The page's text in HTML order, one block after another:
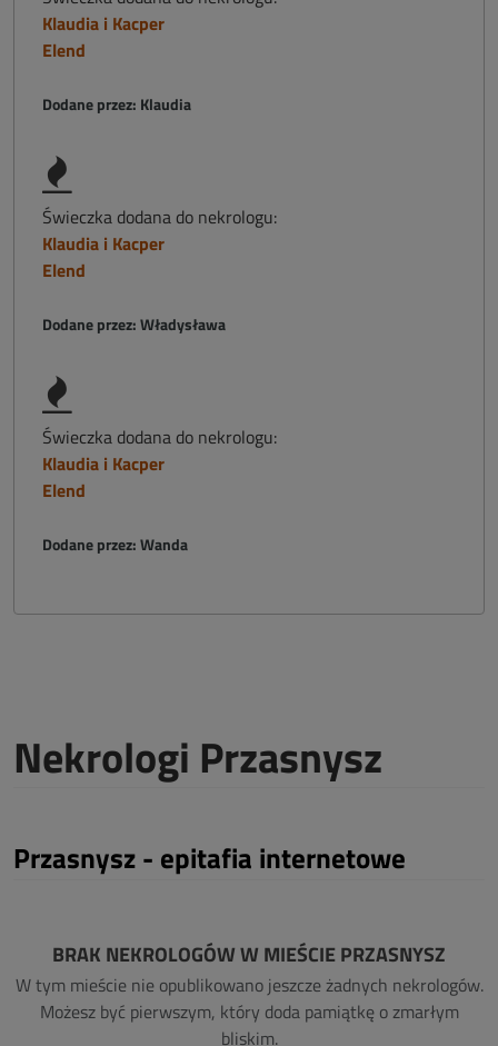
Klaudia i Kacper
Elend
Dodane przez: Klaudia
Świeczka dodana do nekrologu:
Klaudia i Kacper
Elend
Dodane przez: Władysława
Świeczka dodana do nekrologu:
Klaudia i Kacper
Elend
Dodane przez: Wanda
Nekrologi Przasnysz
Przasnysz - epitafia internetowe
BRAK NEKROLOGÓW W MIEŚCIE PRZASNYSZ
W tym mieście nie opublikowano jeszcze żadnych nekrologów.
Możesz być pierwszym, który doda pamiątkę o zmarłym
bliskim.